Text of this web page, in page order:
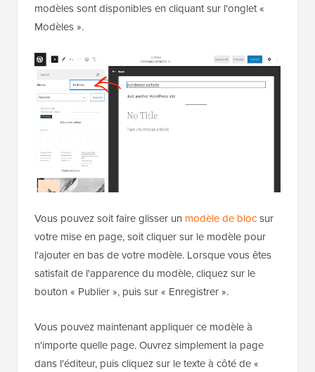
modèles sont disponibles en cliquant sur l'onglet «
Modèles ».
Vous pouvez soit faire glisser un modèle de blocsur
votre mise en page, soit cliquer sur le modèle pour
l'ajouter en bas de votre modèle. Lorsque vous êtes
satisfait de l'apparence du modèle, cliquez sur le
bouton « Publier », puis sur « Enregistrer ».
Vous pouvez maintenant appliquer ce modèle à
n'importe quelle page. Ouvrez simplement la page
dans l'éditeur, puis cliquez sur le texte à côté de «